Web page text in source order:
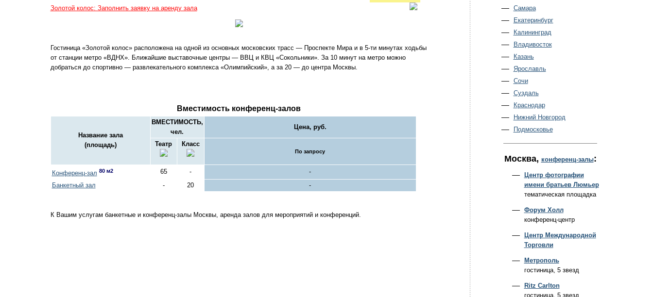
Золотой колос: Заполнить заявку на аренду зала
Гостиница «Золотой колос» расположена на одной из основных московских трасс — Проспекте Мира и в 5-ти минутах ходьбы
от станции метро «ВДНХ». Ближайшие выставочные центры — ВВЦ и КВЦ «Сокольники». За 10 минут на метро можно
добраться до спортивно — развлекательного комплекса «Олимпийский», а за 20 — до центра Москвы.
Вместимость конференц-залов
Название зала
(площадь)
ВМЕСТИМОСТЬ,
чел.
Цена, руб.
Театр Класс
По запросу
Конференц-зал 80 м2 65 -
-
Банкетный зал
- 20 -
К Вашим услугам банкетные и конференц-залы Москвы, аренда залов для мероприятий и конференций.
Самара
Екатеринбург
Калининград
Владивосток
Казань
Ярославль
Сочи
Суздаль
Краснодар
Нижний Новгород
Подмосковье
Москва, конференц-залы:
Центр фотографии
имени братьев Люмьер
тематическая площадка
Форум Холл
конференц-центр
Центр Международной
Торговли
Метрополь
гостиница, 5 звезд
Ritz Carlton
гостиница, 5 звезд